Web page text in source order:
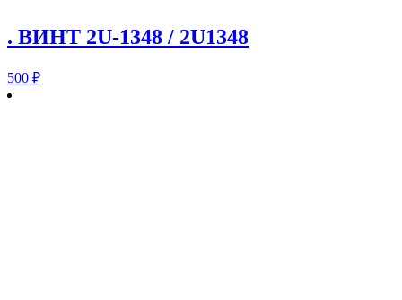
. ВИНТ 2U-1348 / 2U1348
500 ₽